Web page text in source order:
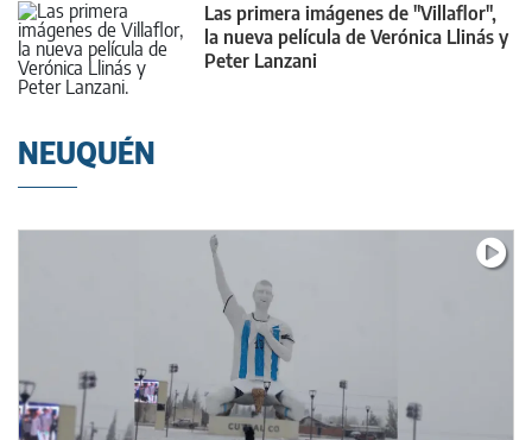
Las primera imágenes de "Villaflor",
la nueva película de Verónica Llinás y
Peter Lanzani
NEUQUÉN